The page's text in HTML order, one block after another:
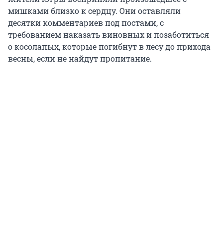
мишками близко к сердцу. Они оставляли
десятки комментариев под постами, с
требованием наказать виновных и позаботиться
о косолапых, которые погибнут в лесу до прихода
весны, если не найдут пропитание.